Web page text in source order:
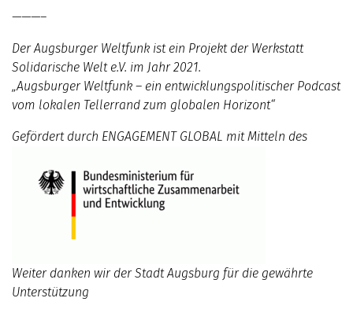
———–
Der Augsburger Weltfunk ist ein Projekt der Werkstatt
Solidarische Welt e.V. im Jahr 2021.
„Augsburger Weltfunk – ein entwicklungspolitischer Podcast
vom lokalen Tellerrand zum globalen Horizont“
Gefördert durch ENGAGEMENT GLOBAL mit Mitteln des
Weiter danken wir der Stadt Augsburg für die gewährte
Unterstützung